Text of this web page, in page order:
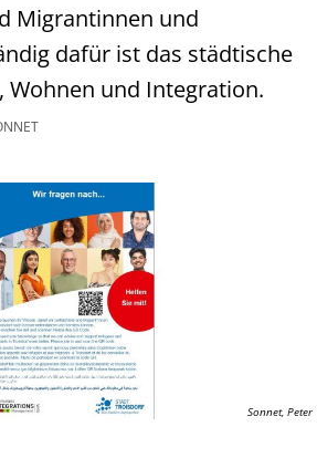
Migrantinnen und
dafür ist das städtische
Wohnen und Integration.
Sonnet, Peter